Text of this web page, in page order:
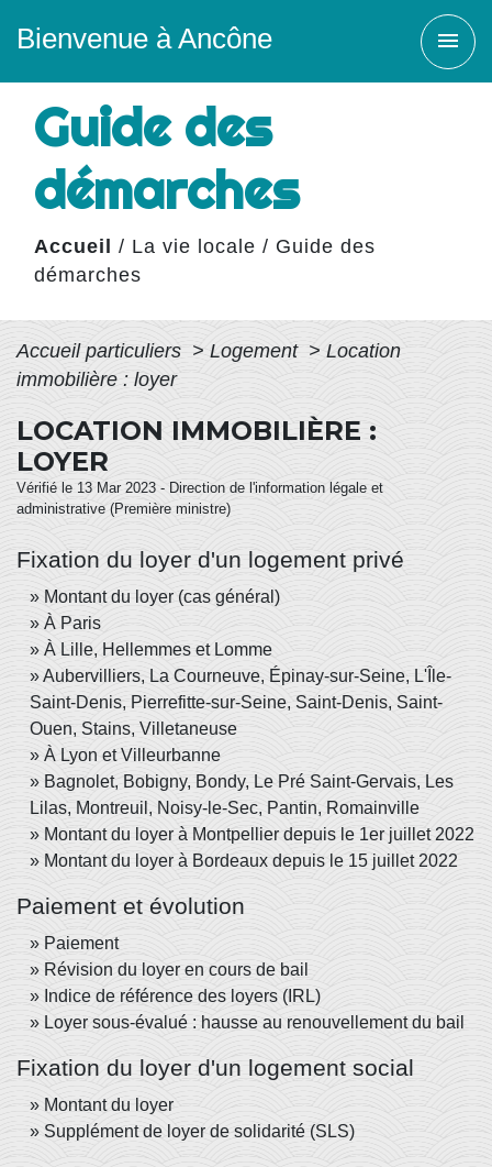
Bienvenue à Ancône menu
Guide des
démarches
Accueil / La vie locale / Guide des
démarches
Accueil particuliers > Logement > Location
immobilière : loyer
LOCATION IMMOBILIÈRE :
LOYER
Vérifié le 13 Mar 2023 - Direction de l'information légale et
administrative (Première ministre)
Fixation du loyer d'un logement privé
Montant du loyer (cas général)
À Paris
À Lille, Hellemmes et Lomme
Aubervilliers, La Courneuve, Épinay-sur-Seine, L'Île-
Saint-Denis, Pierrefitte-sur-Seine, Saint-Denis, Saint-
Ouen, Stains, Villetaneuse
À Lyon et Villeurbanne
Bagnolet, Bobigny, Bondy, Le Pré Saint-Gervais, Les
Lilas, Montreuil, Noisy-le-Sec, Pantin, Romainville
Montant du loyer à Montpellier depuis le 1er juillet 2022
Montant du loyer à Bordeaux depuis le 15 juillet 2022
Paiement et évolution
Paiement
Révision du loyer en cours de bail
Indice de référence des loyers (IRL)
Loyer sous-évalué : hausse au renouvellement du bail
Fixation du loyer d'un logement social
Montant du loyer
Supplément de loyer de solidarité (SLS)